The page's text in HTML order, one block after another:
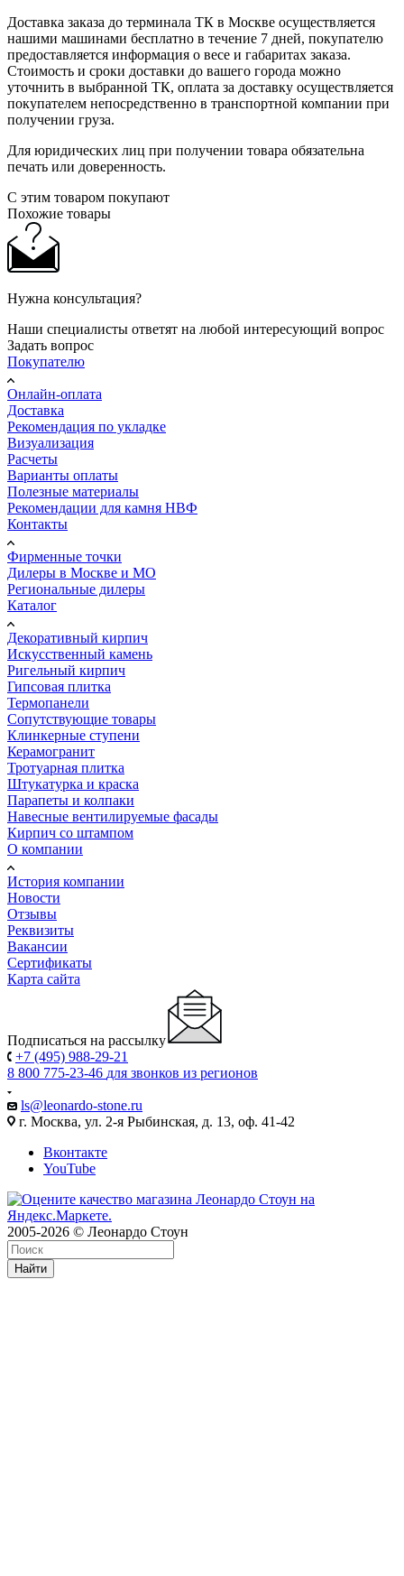
Доставка заказа до терминала ТК в Москве осуществляется
нашими машинами бесплатно в течение 7 дней, покупателю
предоставляется информация о весе и габаритах заказа.
Стоимость и сроки доставки до вашего города можно
уточнить в выбранной ТК, оплата за доставку осуществляется
покупателем непосредственно в транспортной компании при
получении груза.
Для юридических лиц при получении товара обязательна
печать или доверенность.
С этим товаром покупают
Похожие товары
Нужна консультация?
Наши специалисты ответят на любой интересующий вопрос
Задать вопрос
Покупателю
Онлайн-оплата
Доставка
Рекомендация по укладке
Визуализация
Расчеты
Варианты оплаты
Полезные материалы
Рекомендации для камня НВФ
Контакты
Фирменные точки
Дилеры в Москве и МО
Региональные дилеры
Каталог
Декоративный кирпич
Искусственный камень
Ригельный кирпич
Гипсовая плитка
Термопанели
Сопутствующие товары
Клинкерные ступени
Керамогранит
Тротуарная плитка
Штукатурка и краска
Парапеты и колпаки
Навесные вентилируемые фасады
Кирпич со штампом
О компании
История компании
Новости
Отзывы
Реквизиты
Вакансии
Сертификаты
Карта сайта
Подписаться на рассылку
+7 (495) 988-29-21
8 800 775-23-46 для звонков из регионов
ls@leonardo-stone.ru
г. Москва, ул. 2-я Рыбинская, д. 13, оф. 41-42
Вконтакте
YouTube
2005-2026 © Леонардо Стоун
Найти